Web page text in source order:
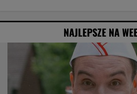
NAJLEPSZE NA